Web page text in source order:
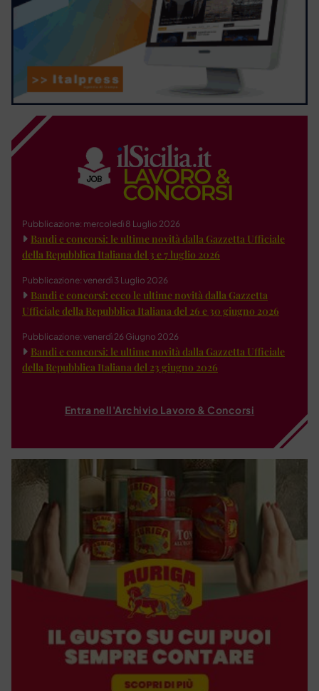
Pubblicazione: mercoledì 8 Luglio 2026
Bandi e concorsi: le ultime novità dalla Gazzetta Ufficiale
della Repubblica Italiana del 3 e 7 luglio 2026
Pubblicazione: venerdì 3 Luglio 2026
Bandi e concorsi: ecco le ultime novità dalla Gazzetta
Ufficiale della Repubblica Italiana del 26 e 30 giugno 2026
Pubblicazione: venerdì 26 Giugno 2026
Bandi e concorsi: le ultime novità dalla Gazzetta Ufficiale
della Repubblica Italiana del 23 giugno 2026
Entra nell'Archivio Lavoro & Concorsi